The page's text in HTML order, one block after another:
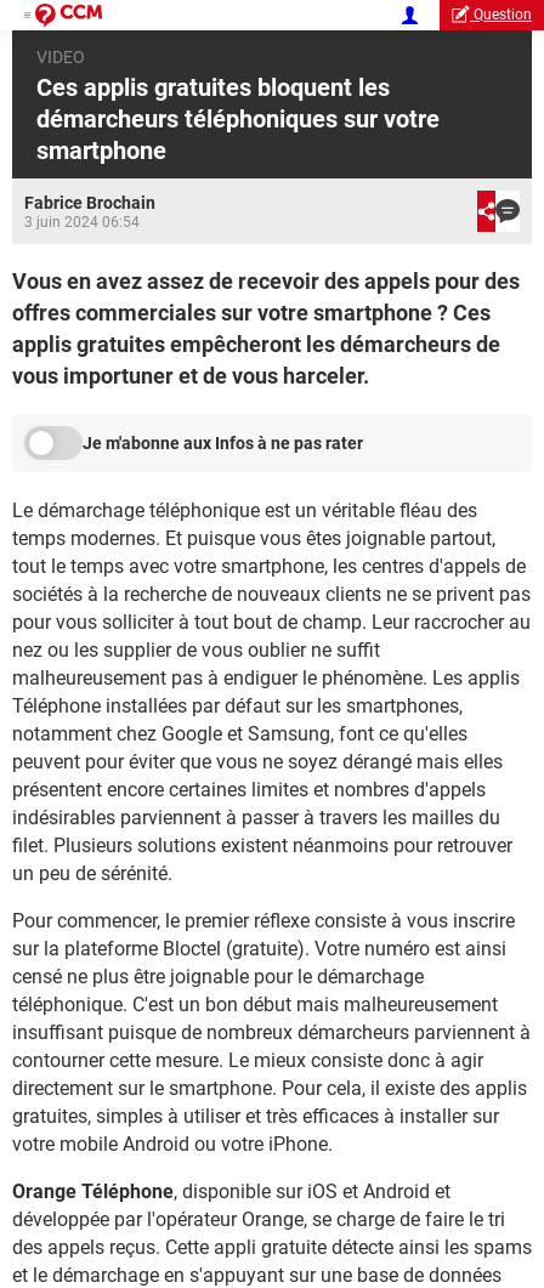
Question
VIDEO
Ces applis gratuites bloquent les
démarcheurs téléphoniques sur votre
smartphone
Fabrice Brochain
3 juin 2024 06:54
Vous en avez assez de recevoir des appels pour des
offres commerciales sur votre smartphone ? Ces
applis gratuites empêcheront les démarcheurs de
vous importuner et de vous harceler.
Je m'abonne aux Infos à ne pas rater
Le démarchage téléphonique est un véritable fléau des
temps modernes. Et puisque vous êtes joignable partout,
tout le temps avec votre smartphone, les centres d'appels de
sociétés à la recherche de nouveaux clients ne se privent pas
pour vous solliciter à tout bout de champ. Leur raccrocher au
nez ou les supplier de vous oublier ne suffit
malheureusement pas à endiguer le phénomène. Les applis
Téléphone installées par défaut sur les smartphones,
notamment chez Google et Samsung, font ce qu'elles
peuvent pour éviter que vous ne soyez dérangé mais elles
présentent encore certaines limites et nombres d'appels
indésirables parviennent à passer à travers les mailles du
filet. Plusieurs solutions existent néanmoins pour retrouver
un peu de sérénité.
Pour commencer, le premier réflexe consiste à vous inscrire
sur la plateforme Bloctel (gratuite). Votre numéro est ainsi
censé ne plus être joignable pour le démarchage
téléphonique. C'est un bon début mais malheureusement
insuffisant puisque de nombreux démarcheurs parviennent à
contourner cette mesure. Le mieux consiste donc à agir
directement sur le smartphone. Pour cela, il existe des applis
gratuites, simples à utiliser et très efficaces à installer sur
votre mobile Android ou votre iPhone.
Orange Téléphone, disponible sur iOS et Android et
développée par l'opérateur Orange, se charge de faire le tri
des appels reçus. Cette appli gratuite détecte ainsi les spams
et le démarchage en s'appuyant sur une base de données